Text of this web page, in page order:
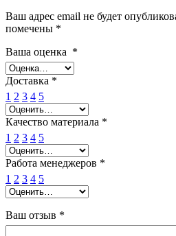
Ваш адрес email не будет
помечены *
Ваша оценка *
Доставка *
1 2 3 4 5
Качество материала *
1 2 3 4 5
Работа менеджеров *
1 2 3 4 5
Ваш отзыв *